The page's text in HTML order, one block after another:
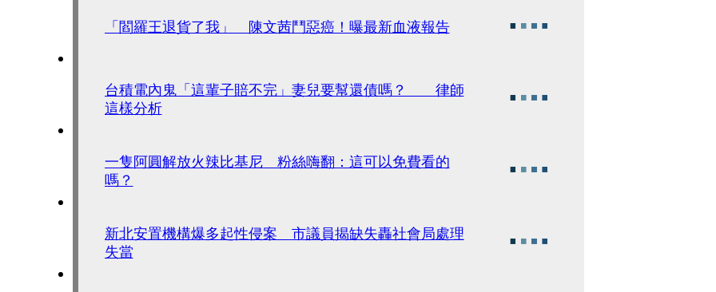
「閻羅王退貨了我」 陳文茜鬥惡癌！曝最新血液報告
台積電內鬼「這輩子賠不完」妻兒要幫還債嗎？ 律師
這樣分析
一隻阿圓解放火辣比基尼 粉絲嗨翻：這可以免費看的
嗎？
新北安置機構爆多起性侵案 市議員揭缺失轟社會局處理
失當